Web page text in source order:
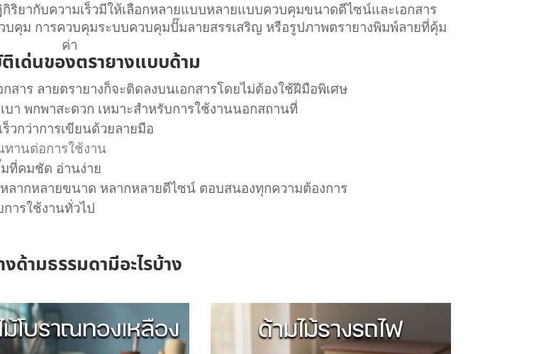
ยากับความเร็วมีให้เลือกหลายแบบหลายแบบควบคุมขนาดดีไซน์และเอกสาร
คุม การควบคุมระบบควบคุมปั๊มลายสรรเสริญ หรือรูปภาพตรายางพิมพ์ลายที่คุ้ม
ค่า
ด่นของตรายางแบบด้าม
สาร ลายตรายางก็จะติดลงบนเอกสารโดยไม่ต้องใช้ฝีมือพิเศษ
า พกพาสะดวก เหมาะสำหรับการใช้งานนอกสถานที่
วกว่าการเขียนด้วยลายมือ
านต่อการใช้งาน
ที่คมชัด อ่านง่าย
ลากหลายขนาด หลากหลายดีไซน์ ตอบสนองทุกความต้องการ
ารใช้งานทั่วไป
งด้ามธรรมดามีอะไรบ้าง